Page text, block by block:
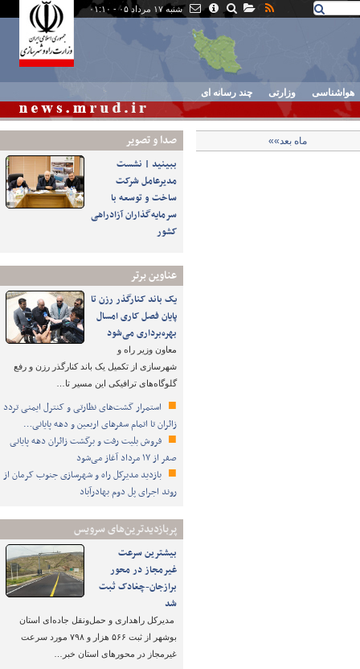
شنبه ۱۷ مرداد ۰۵ - ۰۱:۱۰
هواشناسی وزارتی چند رسانه ای
صدا و تصوير
ببینید | نشست
مدیرعامل شرکت
ساخت و توسعه با
سرمایه‌گذاران آزادراهی
کشور
عناوین برتر
یک باند کنارگذر رزن تا
پایان فصل کاری امسال
بهره‌برداری می‌شود
معاون وزیر راه و
شهرسازی از تکمیل یک باند کنارگذر رزن و رفع
گلوگاه‌های ترافیکی این مسیر تا…
استمرار گشت‌های نظارتی و کنترل ایمنی تردد
زائران تا اتمام سفرهای اربعین و دهه پایانی…
فروش بلیت رفت و برگشت زائران دهه پایانی
صفر از ۱۷ مرداد آغاز می‌شود
بازدید مدیرکل راه و شهرسازی جنوب کرمان از
روند اجرای پل دوم بهادرآباد
پربازدیدترین‌های سرویس
بیشترین سرعت
غیرمجاز در محور
برازجان-چغادک ثبت
شد
مدیرکل راهداری و حمل‌ونقل جاده‌ای استان
بوشهر از ثبت ۵۶۶ هزار و ۷۹۸ مورد سرعت
غیرمجاز در محورهای استان خبر…
ماه بعد»»